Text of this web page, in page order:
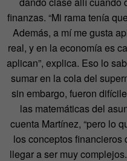
finanzas. “Mi rama tenía
Además, a mí me gusta
real, y en la economía es
aplican”, explica. Eso lo
sumar en la cola del
sin embargo, fueron
las matemáticas del
cuenta Martínez, “pero lo
los conceptos financieros
llegar a ser muy